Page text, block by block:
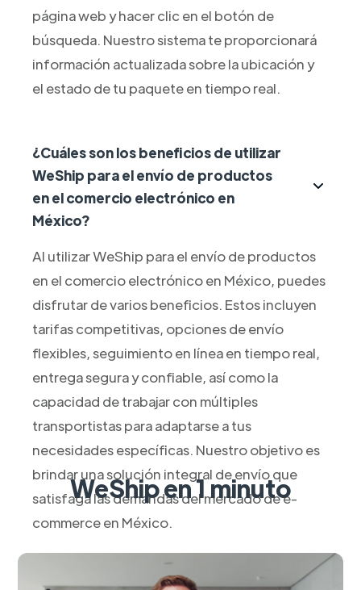
página web y hacer clic en el botón de
búsqueda. Nuestro sistema te proporcionará
información actualizada sobre la ubicación y
el estado de tu paquete en tiempo real.
¿Cuáles son los beneficios de utilizar
WeShip para el envío de productos
en el comercio electrónico en
México?
Al utilizar WeShip para el envío de productos
en el comercio electrónico en México, puedes
disfrutar de varios beneficios. Estos incluyen
tarifas competitivas, opciones de envío
flexibles, seguimiento en línea en tiempo real,
entrega segura y confiable, así como la
capacidad de trabajar con múltiples
transportistas para adaptarse a tus
necesidades específicas. Nuestro objetivo es
brindar una solución integral de envío que
satisfaga las demandas del mercado de e-
commerce en México.
WeShip en 1 minuto